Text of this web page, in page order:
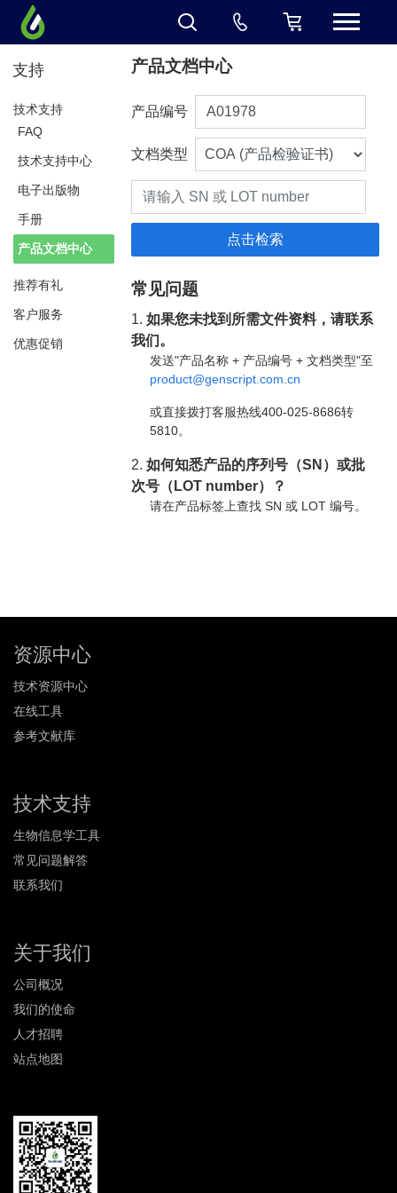
支持
技术支持
FAQ
技术支持中心
电子出版物
手册
产品文档中心
推荐有礼
客户服务
优惠促销
产品文档中心
产品编号
文档类型
常见问题
1.如果您未找到所需文件资料，请联系
我们。
发送"产品名称 + 产品编号 + 文档类型"至
product@genscript.com.cn
或直接拨打客服热线400-025-8686转
5810。
2.如何知悉产品的序列号（SN）或批
次号（LOT number）？
请在产品标签上查找 SN 或 LOT 编号。
资源中心
技术资源中心
在线工具
参考文献库
技术支持
生物信息学工具
常见问题解答
联系我们
关于我们
公司概况
我们的使命
人才招聘
站点地图